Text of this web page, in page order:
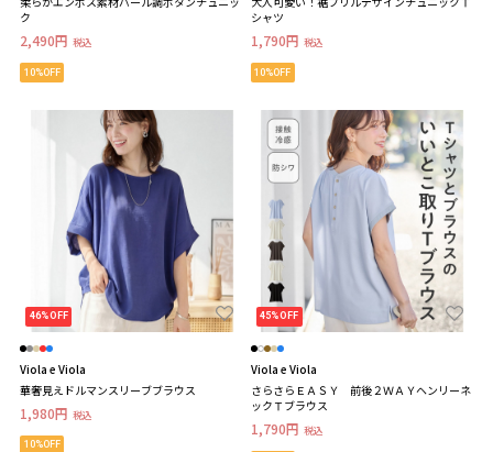
ク
2,490円 税込
10%OFF
シャツ
1,790円 税込
10%OFF
46%OFF
Viola e Viola
華奢見えドルマンスリーブブラウス
1,980円 税込
10%OFF
45%OFF
Viola e Viola
さらさらＥＡＳＹ 前後２ＷＡＹヘンリーネ
ックＴブラウス
1,790円 税込